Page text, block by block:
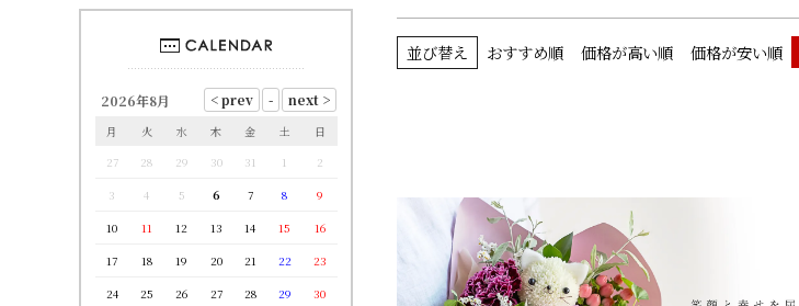
2026年8月
月 火 水 木 金 土
日
27
28 29 30 31 1
2
3
4 5 6 7 8
9
10
11 12 13 14 15
16
17
18 19 20 21 22
23
24
25 26 27 28 29
30
並び替え おすすめ順 価格が高い順 価格が安い順